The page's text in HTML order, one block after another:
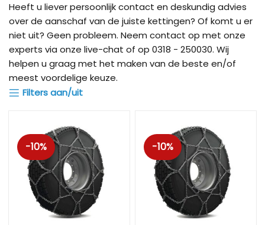
Heeft u liever persoonlijk contact en deskundig advies
over de aanschaf van de juiste kettingen? Of komt u er
niet uit? Geen probleem. Neem contact op met onze
experts via onze live-chat of op 0318 - 250030. Wij
helpen u graag met het maken van de beste en/of
meest voordelige keuze.
Filters aan/uit
-10% -10%